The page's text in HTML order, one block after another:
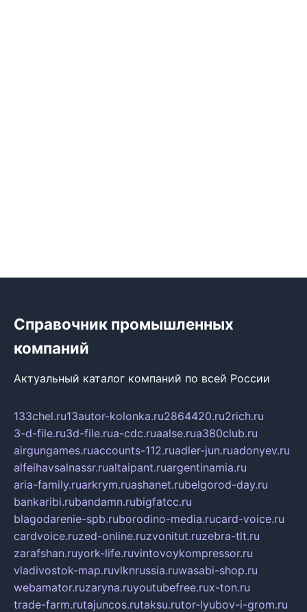
Справочник промышленных
компаний
Актуальный каталог компаний по всей России
133chel.ru13autor-kolonka.ru2864420.ru2rich.ru
3-d-file.ru3d-file.rua-cdc.ruaalse.rua380club.ru
airgungames.ruaccounts-112.ruadler-jun.ruadonyev.ru
alfeihavsalnassr.rualtaipant.ruargentinamia.ru
aria-family.ruarkrym.ruashanet.rubelgorod-day.ru
bankaribi.rubandamn.rubigfatcc.ru
blagodarenie-spb.ruborodino-media.rucard-voice.ru
cardvoice.ruzed-online.ruzvonitut.ruzebra-tlt.ru
zarafshan.ruyork-life.ruvintovoykompressor.ru
vladivostok-map.ruvlknrussia.ruwasabi-shop.ru
webamator.ruzaryna.ruyoutubefree.rux-ton.ru
trade-farm.rutajuncos.rutaksu.rutor-lyubov-i-grom.ru